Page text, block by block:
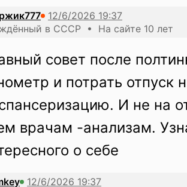
в СССР • На сайте 10 лет
совет после
и потрать отпуск
И не на
врачам -анализам.
о себе